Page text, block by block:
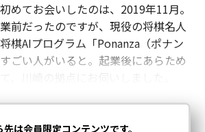
めてお会いしたのは、2019年11月。
前だったのですが、現役の将棋名人
棋AIプログラム「Ponanza（ポナン
ごい人がいると。起業後にあらため